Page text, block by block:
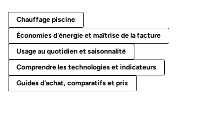
Chauffage piscine
Économies d'énergie et maîtrise de la facture
Usage au quotidien et saisonnalité
Comprendre les technologies et indicateurs
Guides d'achat, comparatifs et prix